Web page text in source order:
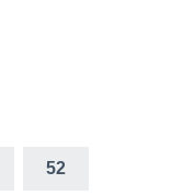
52